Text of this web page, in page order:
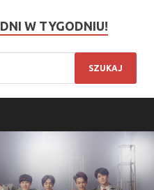
W TYGODNIU!